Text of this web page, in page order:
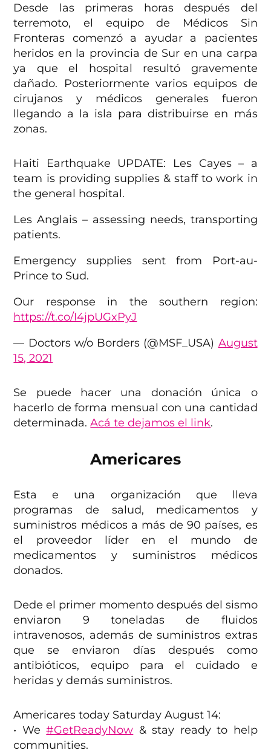
Desde las primeras horas después del
terremoto, el equipo de Médicos Sin
Fronteras comenzó a ayudar a pacientes
heridos en la provincia de Sur en una carpa
ya que el hospital resultó gravemente
dañado. Posteriormente varios equipos de
cirujanos y médicos generales fueron
llegando a la isla para distribuirse en más
zonas.
Haiti Earthquake UPDATE: Les Cayes – a
team is providing supplies & staff to work in
the general hospital.
Les Anglais – assessing needs, transporting
patients.
Emergency supplies sent from Port-au-
Prince to Sud.
Our response in the southern region:
https://t.co/I4jpUGxPyJ
— Doctors w/o Borders (@MSF_USA) August
15, 2021
Se puede hacer una donación única o
hacerlo de forma mensual con una cantidad
determinada.Acá te dejamos el link.
Americares
Esta e una organización que lleva
programas de salud, medicamentos y
suministros médicos a más de 90 países, es
el proveedor líder en el mundo de
medicamentos y suministros médicos
donados.
Dede el primer momento después del sismo
enviaron 9 toneladas de fluidos
intravenosos, además de suministros extras
que se enviaron días después como
antibióticos, equipo para el cuidado e
heridas y demás suministros.
Americares today Saturday August 14:
• We#GetReadyNow & stay ready to help
communities.